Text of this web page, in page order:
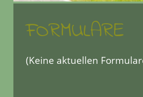
FORMULARE
(Keine aktuellen